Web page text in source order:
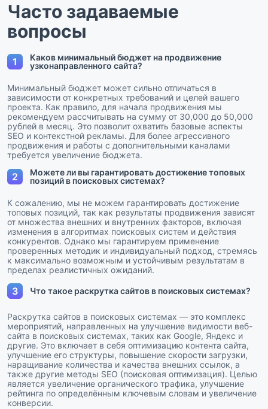
Часто задаваемые
вопросы
1
Каков минимальный бюджет на продвижение
узконаправленного сайта?
Минимальный бюджет может сильно отличаться в
зависимости от конкретных требований и целей вашего
проекта. Как правило, для начала продвижения мы
рекомендуем рассчитывать на сумму от 30,000 до 50,000
рублей в месяц. Это позволит охватить базовые аспекты
SEO и контекстной рекламы. Для более агрессивного
продвижения и работы с дополнительными каналами
требуется увеличение бюджета.
2
Можете ли вы гарантировать достижение топовых
позиций в поисковых системах?
К сожалению, мы не можем гарантировать достижение
топовых позиций, так как результаты продвижения зависят
от множества внешних и внутренних факторов, включая
изменения в алгоритмах поисковых систем и действия
конкурентов. Однако мы гарантируем применение
проверенных методик и индивидуальный подход, стремясь
к максимально возможным и устойчивым результатам в
пределах реалистичных ожиданий.
3 Что такое раскрутка сайтов в поисковых системах?
Раскрутка сайтов в поисковых системах — это комплекс
мероприятий, направленных на улучшение видимости веб-
сайта в поисковых системах, таких как Google, Яндекс и
другие. Это включает в себя оптимизацию контента сайта,
улучшение его структуры, повышение скорости загрузки,
наращивание количества и качества внешних ссылок, а
также другие методы SEO (поисковая оптимизация). Целью
является увеличение органического трафика, улучшение
рейтинга по определённым ключевым словам и увеличение
конверсии.